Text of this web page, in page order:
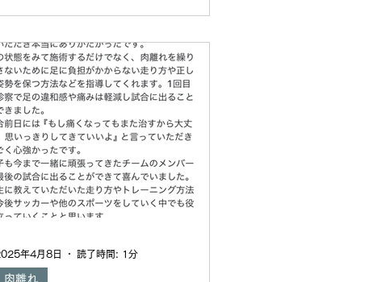
ています。 私たちゆらし療法のメン
フォーマンスが上がり、怪我が減るこ
は社会的意義があることなのではない
と話し合っています。 今後、組織と
て動けるように現在みんなで研鑽して
ります。 動画をぜひご覧ください↓
楠葉中学校 #ゆらし療法 #早く治す #
みをとる #たくみ整骨院南茨木 #たか
し鍼灸接骨院 #ありんこ整骨院
肉離れ
年4月8日 読了時間: 1分